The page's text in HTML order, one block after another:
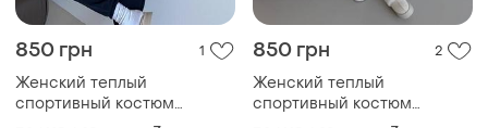
850 грн 1
Женский теплый
спортивный костюм
850 грн 2
Женский теплый
спортивный костюм